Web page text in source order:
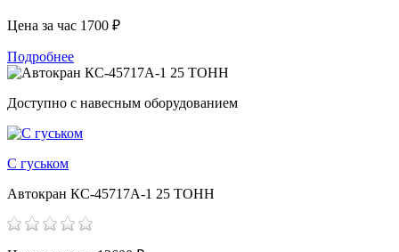
Цена за час 1700 ₽
Подробнее
Доступно с навесным оборудованием
С гуськом
Автокран КС-45717А-1 25 ТОНН